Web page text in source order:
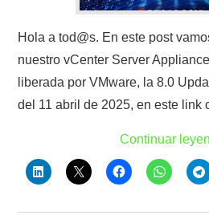
Hola a tod@s. En este post
nuestro vCenter Server
liberada por VMware, la 8.0
del 11 abril de 2025, en este link
Continuar